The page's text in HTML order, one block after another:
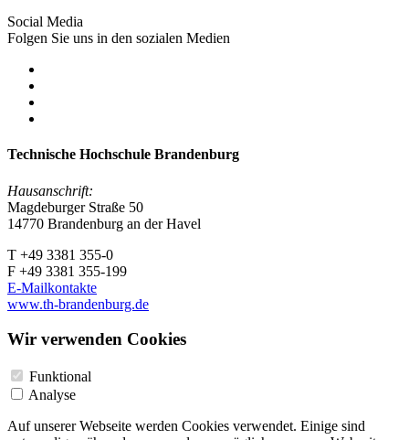
Social Media
Folgen Sie uns in den sozialen Medien
Technische Hochschule Brandenburg
Hausanschrift:
Magdeburger Straße 50
14770 Brandenburg an der Havel
T +49 3381 355-0
F +49 3381 355-199
E-Mailkontakte
www.th-brandenburg.de
Wir verwenden Cookies
Funktional
Analyse
Auf unserer Webseite werden Cookies verwendet. Einige sind